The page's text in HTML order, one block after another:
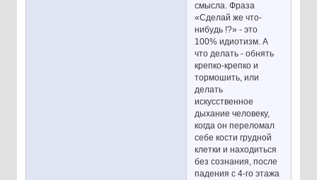
смысла. Фраза
«Сделай же что-
нибудь !?» - это
100% идиотизм. А
что делать - обнять
крепко-крепко и
тормошить, или
делать
искусственное
дыхание человеку,
когда он переломал
себе кости грудной
клетки и находиться
без сознания, после
падения с 4-го этажа